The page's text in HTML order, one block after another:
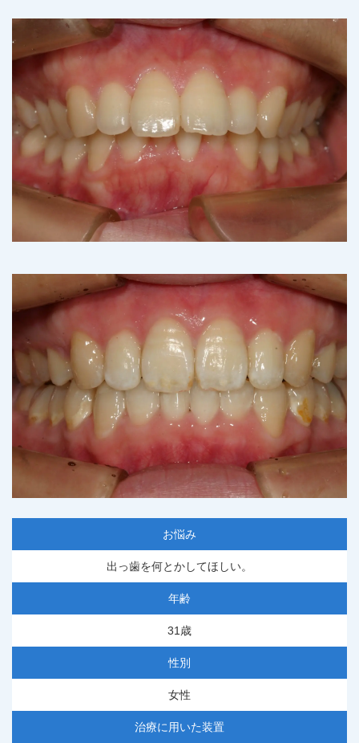
お悩み
出っ歯を何とかしてほしい。
年齢
31歳
性別
女性
治療に用いた装置